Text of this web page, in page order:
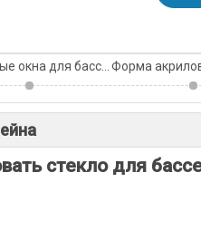
стекло для